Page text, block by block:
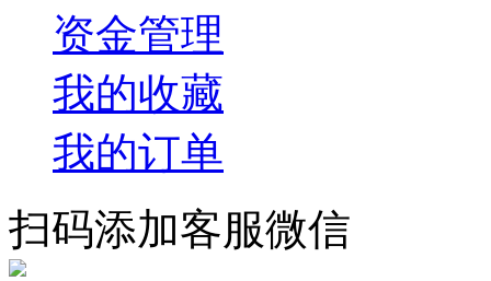
资金管理
我的收藏
我的订单
扫码添加客服微信